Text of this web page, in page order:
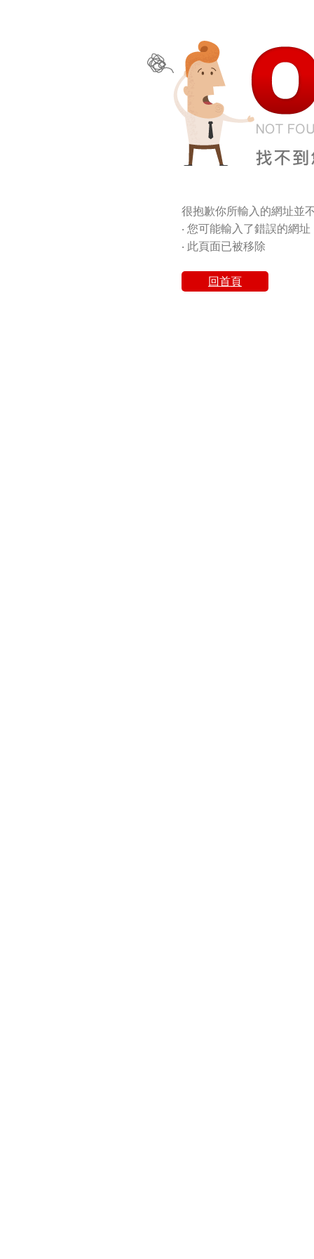
很抱歉你所輸入的網址並
‧ 您可能輸入了錯誤的網址
‧ 此頁面已被移除
回首頁